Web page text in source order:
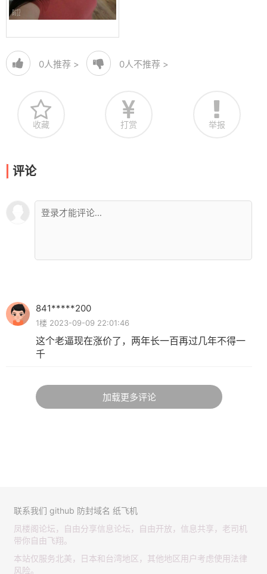
0人推荐 > 0人不推荐 >
收藏 打赏 举报
评论
841*****200
1楼 2023-09-09 22:01:46
这个老逼现在涨价了，两年长一百再过几年不得一
千
加载更多评论
联系我们 github 防封域名 纸飞机
凤楼阁论坛，自由分享信息论坛，自由开放，信息共享，老司机
带你自由飞翔。
本站仅服务北美，日本和台湾地区，其他地区用户考虑使用法律
风险。